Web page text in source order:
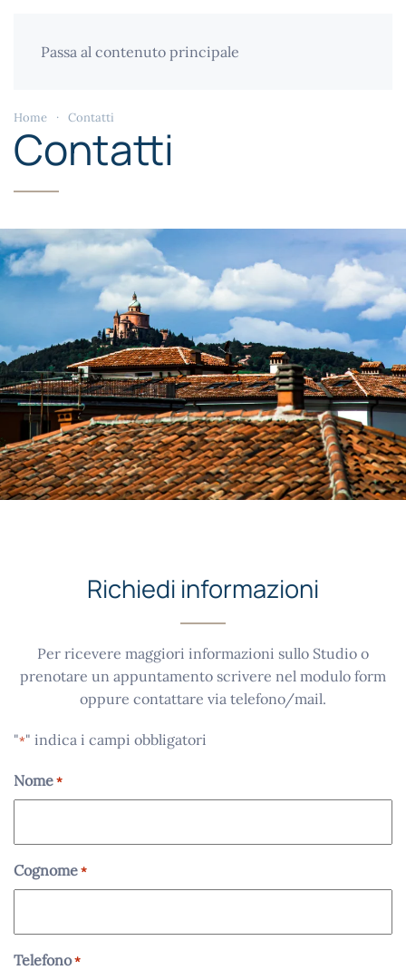
Passa al contenuto principale
Home Contatti
Contatti
Richiedi informazioni
Per ricevere maggiori informazioni sullo Studio o
prenotare un appuntamento scrivere nel modulo form
oppure contattare via telefono/mail.
"*" indica i campi obbligatori
Nome*
Cognome*
Telefono*